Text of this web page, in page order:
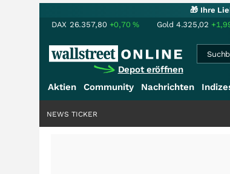
🎁 Ihre
DAX 26.357,80 +0,70% Gold 4.325,02
Depot eröffnen
Aktien Community Nachrichten
NEWS TICKER